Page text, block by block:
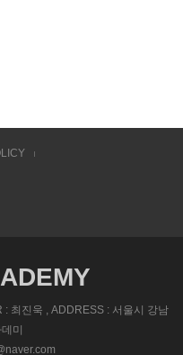
최진욱 , ADDRESS : 서울시 강남
미